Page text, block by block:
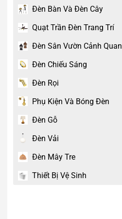
Đèn Bàn Và Đèn Cây
Quạt Trần Đèn Trang Trí
Đèn Sân Vườn Cảnh Quan
Đèn Chiếu Sáng
Đèn Rọi
Phụ Kiện Và Bóng Đèn
Đèn Gỗ
Đèn Vải
Đèn Mây Tre
Thiết Bị Vệ Sinh